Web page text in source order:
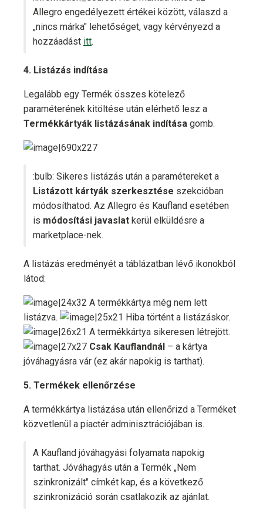
Allegro engedélyezett értékei között, válaszd a
„nincs márka" lehetőséget, vagy kérvényezd a
hozzáadást itt.
4. Listázás indítása
Legalább egy Termék összes kötelező
paraméterének kitöltése után elérhető lesz a
Termékkártyák listázásának indítása gomb.
:bulb: Sikeres listázás után a paramétereket a
Listázott kártyák szerkesztése szekcióban
módosíthatod. Az Allegro és Kaufland esetében
is módosítási javaslat kerül elküldésre a
marketplace-nek.
A listázás eredményét a táblázatban lévő ikonokból
látod:
A termékkártya még nem lett
listázva.
Hiba történt a listázáskor.
A termékkártya sikeresen létrejött.
Csak Kauflandnál – a kártya
jóváhagyásra vár (ez akár napokig is tarthat).
5. Termékek ellenőrzése
A termékkártya listázása után ellenőrizd a Terméket
közvetlenül a piactér adminisztrációjában is.
A Kaufland jóváhagyási folyamata napokig
tarthat. Jóváhagyás után a Termék „Nem
szinkronizált" címkét kap, és a következő
szinkronizáció során csatlakozik az ajánlat.